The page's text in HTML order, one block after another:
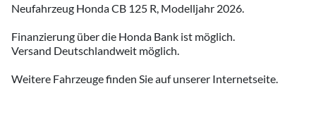
Neufahrzeug Honda CB 125 R, Modelljahr 2026.
Finanzierung über die Honda Bank ist möglich.
Versand Deutschlandweit möglich.
Weitere Fahrzeuge finden Sie auf unserer Internetseite.